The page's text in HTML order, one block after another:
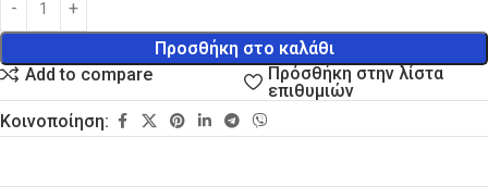
Προσθήκη στο καλάθι
Add to compare
Πρόσθήκη στην λίστα
επιθυμιών
Κοινοποίηση: